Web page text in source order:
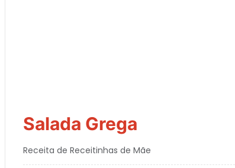
Salada Grega
Receita de Receitinhas de Mãe